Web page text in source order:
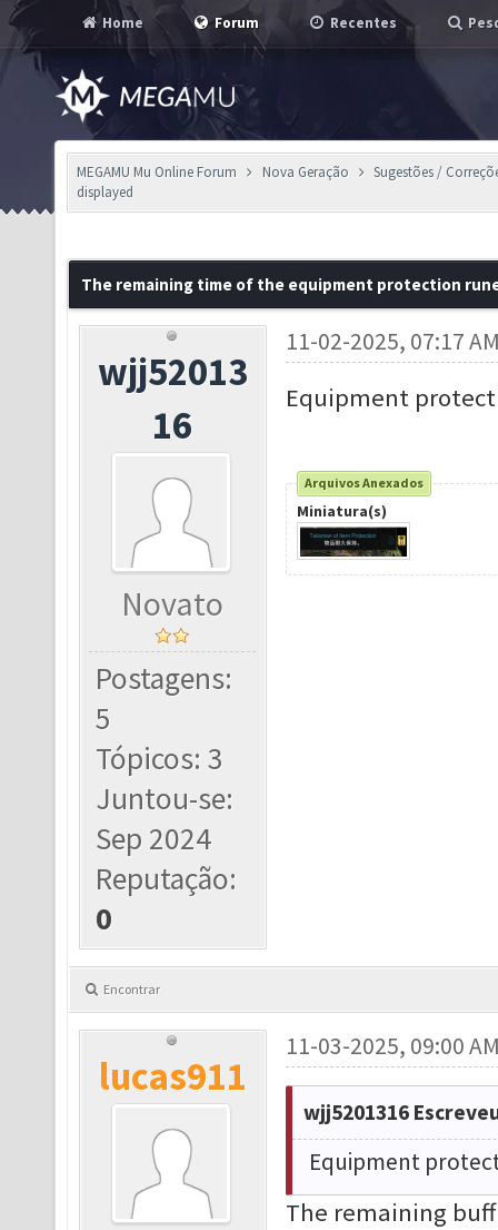
Home Forum Recentes
MEGAMU Mu Online Forum Nova Geração
Sugestões /
displayed
The remaining time of the equipment protection
wjj52013
16
Novato
Postagens:
5
Tópicos: 3
Juntou-se:
Sep 2024
Reputação:
0
11-02-2025, 07:17
Equipment
Arquivos Anexados
Miniatura(s)
Encontrar
lucas911
11-03-2025, 09:00
wjj5201316
Equipment
The remaining